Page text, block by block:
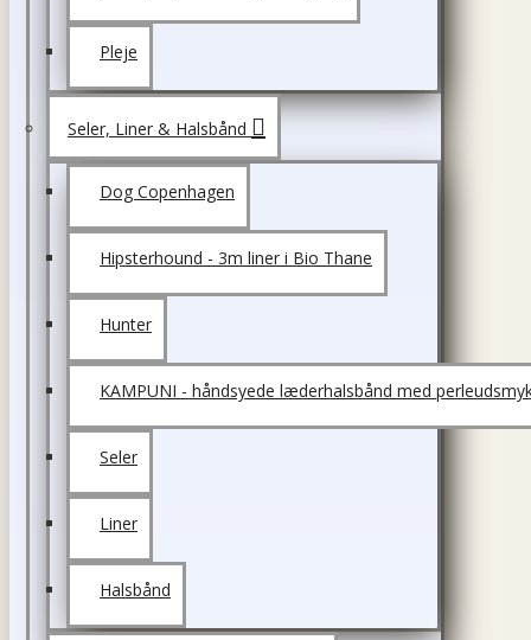
Pleje
Seler, Liner & Halsbånd
Dog Copenhagen
Hipsterhound - 3m liner i Bio Thane
Hunter
KAMPUNI - håndsyede læderhalsbånd med
Seler
Liner
Halsbånd